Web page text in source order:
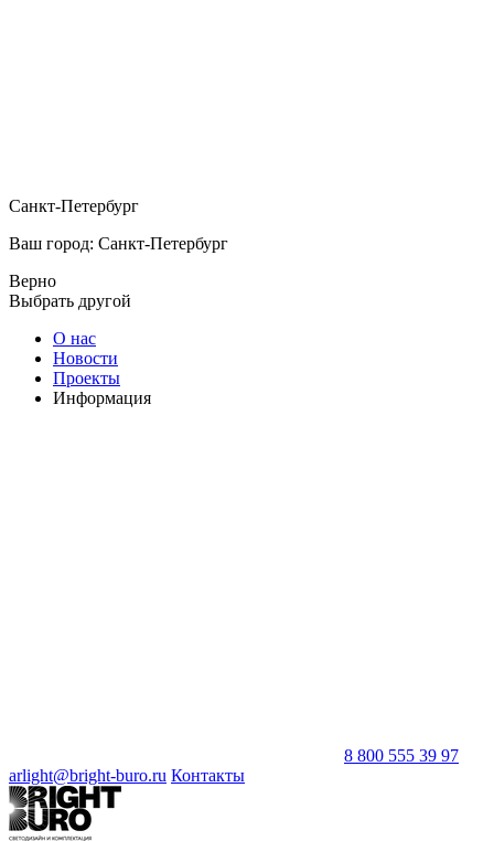
Санкт-Петербург
Ваш город: Санкт-Петербург
Верно
Выбрать другой
О нас
Новости
Проекты
Информация
8 800 555 39 97
arlight@bright-buro.ru Контакты